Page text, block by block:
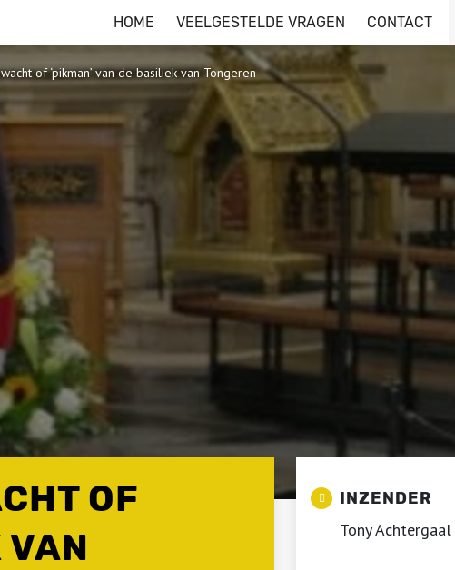
HOME VEELGESTELDE VRAGEN CONTACT
of ‘pikman’ van de basiliek van Tongeren
OF
VAN
INZENDER
Tony Achtergaal